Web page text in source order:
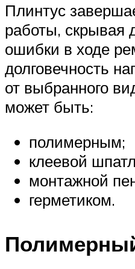
Плинтус
работы, скрывая
ошибки в ходе
долговечность
от выбранного
может быть:
полимерным;
клеевой
монтажной
герметиком.